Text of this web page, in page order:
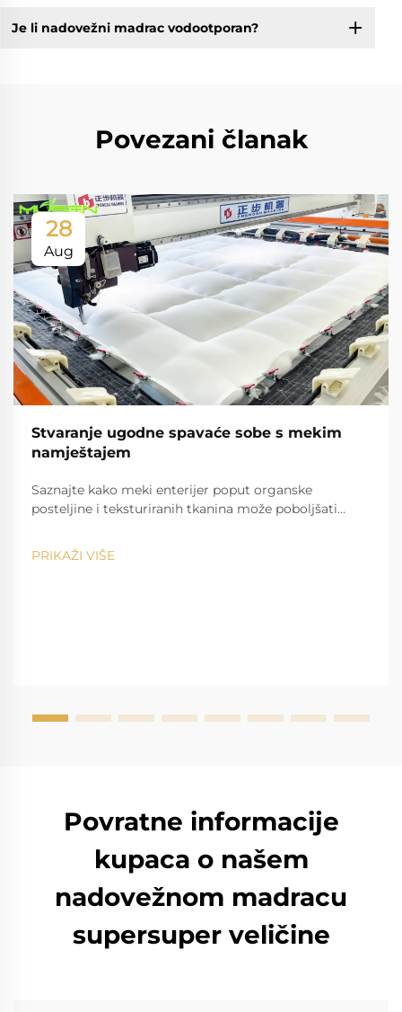
Je li nadovežni madrac vodootporan?
Povezani članak
28
Aug
Stvaranje ugodne spavaće sobe s mekim
namještajem
Saznajte kako meki enterijer poput organske
posteljine i teksturiranih tkanina može poboljšati
stvorite smirujući, ugodan oazis u spavaćoj sobi.
PRIKAŽI VIŠE
Povratne informacije
kupaca o našem
nadovežnom madracu
supersuper veličine